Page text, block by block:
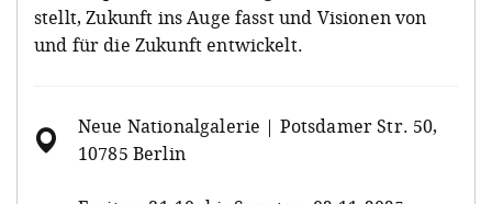
stellt, Zukunft ins Auge fasst und Visionen von
und für die Zukunft entwickelt.
Neue Nationalgalerie | Potsdamer Str. 50,
10785 Berlin